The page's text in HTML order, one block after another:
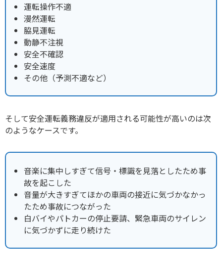
運転操作不適
漫然運転
脇見運転
動静不注視
安全不確認
安全速度
その他（予測不適など）
そして安全運転義務違反が適用される可能性が高いのは次
のようなケースです。
音楽に集中しすぎて信号・標識を見落としたため事
故を起こした
音量が大きすぎてほかの車両の接近に気づかなかっ
たため事故につながった
白バイやパトカーの停止要請、緊急車両のサイレン
に気づかずに走り続けた